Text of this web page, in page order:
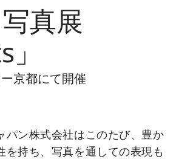
真展
京都にて開催
パン株式会社はこのたび、豊か
を持ち、写真を通しての表現も